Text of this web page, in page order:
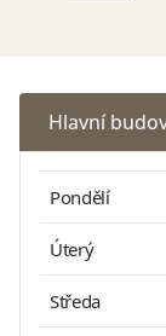
Hlavní
Pondělí
Úterý
Středa